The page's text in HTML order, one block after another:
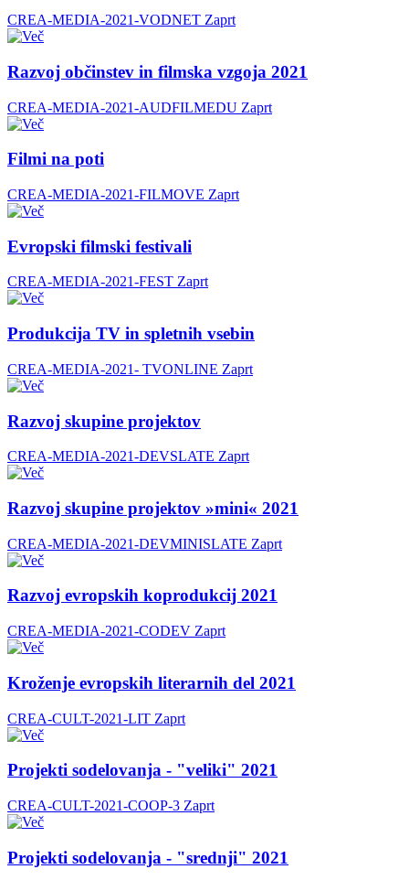
CREA-MEDIA-2021-VODNET Zaprt
Razvoj občinstev in filmska vzgoja 2021
CREA-MEDIA-2021-AUDFILMEDU Zaprt
Filmi na poti
CREA-MEDIA-2021-FILMOVE Zaprt
Evropski filmski festivali
CREA-MEDIA-2021-FEST Zaprt
Produkcija TV in spletnih vsebin
CREA-MEDIA-2021- TVONLINE Zaprt
Razvoj skupine projektov
CREA-MEDIA-2021-DEVSLATE Zaprt
Razvoj skupine projektov »mini« 2021
CREA-MEDIA-2021-DEVMINISLATE Zaprt
Razvoj evropskih koprodukcij 2021
CREA-MEDIA-2021-CODEV Zaprt
Kroženje evropskih literarnih del 2021
CREA-CULT-2021-LIT Zaprt
Projekti sodelovanja - "veliki" 2021
CREA-CULT-2021-COOP-3 Zaprt
Projekti sodelovanja - "srednji" 2021